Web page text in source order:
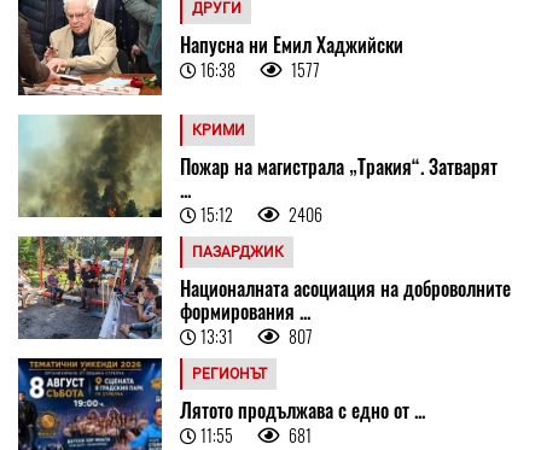
ДРУГИ
Напусна ни Емил Хаджийски
16:38 1577
КРИМИ
Пожар на магистрала „Тракия“. Затварят
...
15:12 2406
ПАЗАРДЖИК
Националната асоциация на доброволните
формирования ...
13:31 807
РЕГИОНЪТ
Лятото продължава с едно от ...
11:55 681